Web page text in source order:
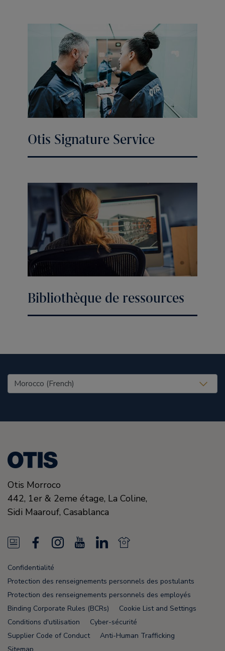
Otis Signature Service
Bibliothèque de ressources
United States (EN)
Otis Morroco
442, 1er & 2eme étage, La Coline,
Sidi Maarouf, Casablanca
N
e
w
s
F
e
a
c
e
b
o
I
s
t
a
g
u
T
u
b
L
n
k
e
d
N
w
s
F
e
Confidentialité
Protection des renseignements personnels des postulants
Protection des renseignements personnels des employés
Binding Corporate Rules (BCRs)
Cookie List and Settings
Conditions d'utilisation
Cyber-sécurité
Supplier Code of Conduct
Anti-Human Trafficking